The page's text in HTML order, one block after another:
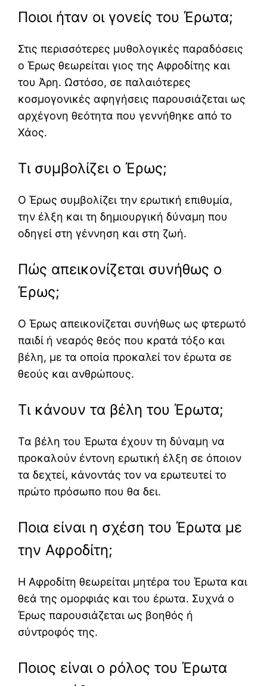
Ποιοι ήταν οι γονείς του Έρωτα;
Στις περισσότερες μυθολογικές παραδόσεις
ο Έρως θεωρείται γιος της Αφροδίτης και
του Άρη. Ωστόσο, σε παλαιότερες
κοσμογονικές αφηγήσεις παρουσιάζεται ως
αρχέγονη θεότητα που γεννήθηκε από το
Χάος.
Τι συμβολίζει ο Έρως;
Ο Έρως συμβολίζει την ερωτική επιθυμία,
την έλξη και τη δημιουργική δύναμη που
οδηγεί στη γέννηση και στη ζωή.
Πώς απεικονίζεται συνήθως ο
Έρως;
Ο Έρως απεικονίζεται συνήθως ως φτερωτό
παιδί ή νεαρός θεός που κρατά τόξο και
βέλη, με τα οποία προκαλεί τον έρωτα σε
θεούς και ανθρώπους.
Τι κάνουν τα βέλη του Έρωτα;
Τα βέλη του Έρωτα έχουν τη δύναμη να
προκαλούν έντονη ερωτική έλξη σε όποιον
τα δεχτεί, κάνοντάς τον να ερωτευτεί το
πρώτο πρόσωπο που θα δει.
Ποια είναι η σχέση του Έρωτα με
την Αφροδίτη;
Η Αφροδίτη θεωρείται μητέρα του Έρωτα και
θεά της ομορφιάς και του έρωτα. Συχνά ο
Έρως παρουσιάζεται ως βοηθός ή
σύντροφός της.
Ποιος είναι ο ρόλος του Έρωτα